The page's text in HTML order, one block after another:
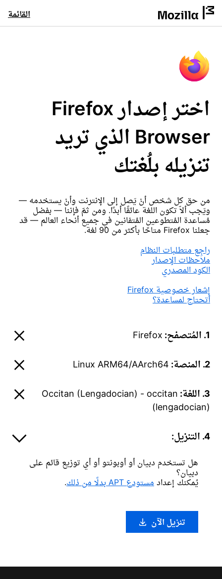
القائمة
اختر إصدار Firefox
Browser الذي تريد
تنزيله بلُغتك
من حق كل شخص أنْ يَصل إلى الإنترنت وأنْ يستخدمه —
ويَجب ألاّ تكون اللغة عائقًا أبدًا. ومن ثمّ فإننا — بفضل
مُساعدة المُتطوعين المُتفانين في جميع أنحاء العالم — قد
جعلنا Firefox متاحًا بأكثر من 90 لغة.
راجِع متطلبات النظام
ملاحظات الإصدار
الكود المصدري
إشعار خصوصية Firefox
أتحتاج لمساعدة؟
1. المُتصفح: Firefox
2. المنصة: Linux ARM64/AArch64
3. اللغة:
Occitan (Lengadocian) - occitan
(lengadocian)
4. التنزيل:
هل تستخدم دبيان أو أوبونتو أو أي توزيع قائم على
دبيان؟
يُمكنك إعداد مستودع APT بدلًا من ذلك .
تنزيل الآن